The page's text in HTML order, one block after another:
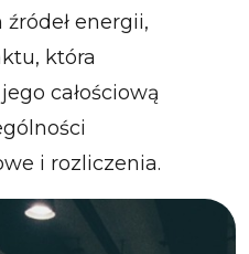
energii,
która
całościową
i rozliczenia.